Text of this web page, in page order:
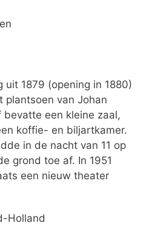
uit 1879 (opening in 1880)
van Johan
bevatte een kleine zaal,
koffie- en biljartkamer.
in de nacht van 11 op
grond toe af. In 1951
een nieuw theater
Holland